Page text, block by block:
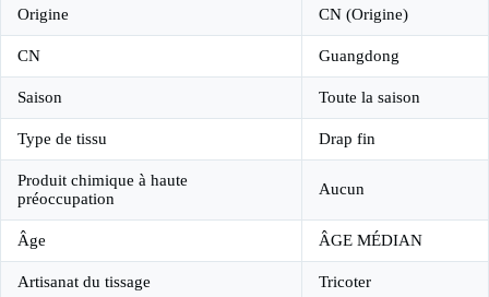
Origine CN (Origine)
CN Guangdong
Saison Toute la saison
Type de tissu Drap fin
Produit chimique à haute
préoccupation
Aucun
Âge ÂGE MÉDIAN
Artisanat du tissage Tricoter